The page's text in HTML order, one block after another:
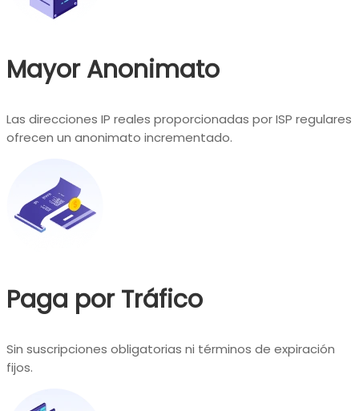
Mayor Anonimato
Las direcciones IP reales proporcionadas por ISP regulares
ofrecen un anonimato incrementado.
Paga por Tráfico
Sin suscripciones obligatorias ni términos de expiración
fijos.